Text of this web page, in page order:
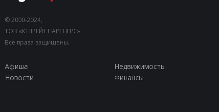
© 2000-2024,
ТОВ «КЕПРЕЙТ ПАРТНЕРС».
Все права защищены.
Афиша
Недвижимость
Новости
Финансы